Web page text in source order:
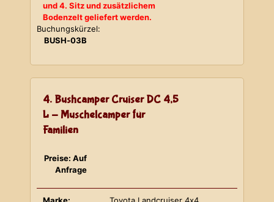
und 4. Sitz und zusätzlichem
Bodenzelt geliefert werden.
Buchungskürzel:
BUSH-03B
4. Bushcamper Cruiser DC 4,5
L - Muschelcamper für
Familien
Preise: Auf
Anfrage